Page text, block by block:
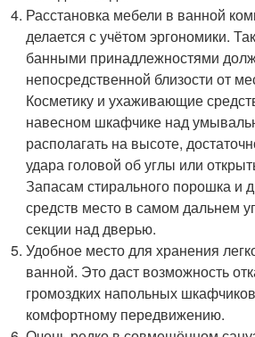
Расстановка мебели в ванной
делается с учётом эргономики.
банными принадлежностями
непосредственной близости от
Косметику и ухаживающие
навесном шкафчике над
располагать на высоте,
удара головой об углы или
Запасам стирального порошка и
средств место в самом дальнем
секции над дверью.
Удобное место для хранения
ванной. Это даст возможность
громоздких напольных
комфортному передвижению.